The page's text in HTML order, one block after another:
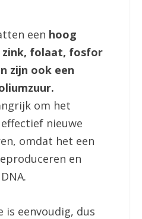
een hoog
zink, folaat, fosfor
zijn ook een
om het
nieuwe
omdat het een
en
is eenvoudig, dus